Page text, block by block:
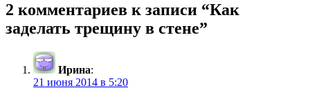
2 комментариев к записи “Как
заделать трещину в стене”
Ирина:
21 июня 2014 в 5:20